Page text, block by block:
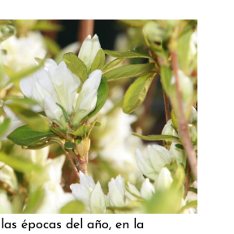
épocas del año, en la